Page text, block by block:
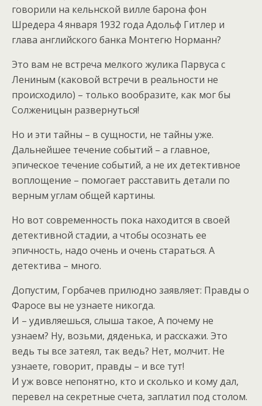
говорили на кельнской вилле барона фон
Шредера 4 января 1932 года Адольф Гитлер и
глава английского банка Монтегю Норманн?
Это вам не встреча мелкого жулика Парвуса с
Лениным (каковой встречи в реальности не
происходило) – только вообразите, как мог бы
Солженицын развернуться!
Но и эти тайны – в сущности, не тайны уже.
Дальнейшее течение событий – а главное,
эпическое течение событий, а не их детективное
воплощение – помогает расставить детали по
верным углам общей картины.
Но вот современность пока находится в своей
детективной стадии, а чтобы осознать ее
эпичность, надо очень и очень стараться. А
детектива – много.
Допустим, Горбачев прилюдно заявляет: Правды о
Фаросе вы не узнаете никогда.
И – удивляешься, слыша такое, А почему не
узнаем? Ну, возьми, дяденька, и расскажи. Это
ведь ты все затеял, так ведь? Нет, молчит. Не
узнаете, говорит, правды – и все тут!
И уж вовсе непонятно, кто и сколько и кому дал,
перевел на секретные счета, заплатил под столом.